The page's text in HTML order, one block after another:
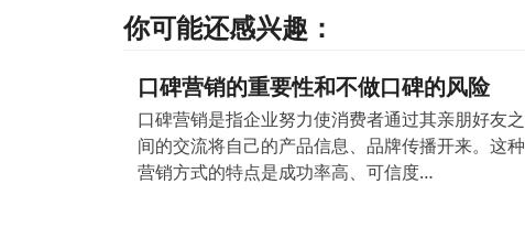
你可能还感兴趣：
口碑营销的重要性和不做口碑的风险
口碑营销是指企业努力使消费者通过其亲朋好友之
间的交流将自己的产品信息、品牌传播开来。这种
营销方式的特点是成功率高、可信度…